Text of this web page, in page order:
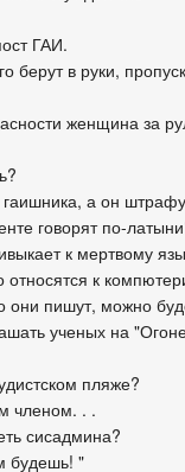
ГАИ.
берут в руки,
женщина за
а он
говорят по-
к мертвому
к
они пишут, можно
ученых на
пляже?
членом. . .
сисадмина?
будешь! "